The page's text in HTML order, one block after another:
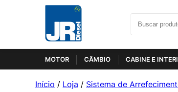
MOTOR CÂMBIO CABINE E
Início / Loja / Sistema de